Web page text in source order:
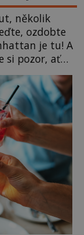
několik
ozdobte
je tu! A
si pozor, ať
či klidně
Co se
ale už to